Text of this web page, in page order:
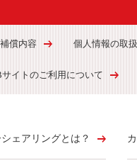
償内容 個人情報の取
サイトのご利用について
ェアリングとは？